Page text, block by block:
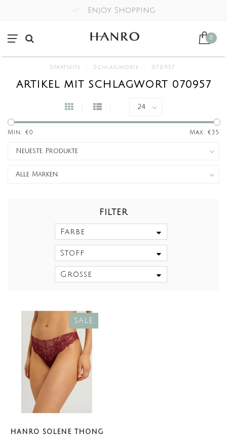
Enjoy Shopping
0
Startseite Schlagworte 070957
ARTIKEL MIT SCHLAGWORT 070957
Min: €0 Max: €35
FILTER
Farbe
Stoff
Größe
SALE
HANRO SOLENE THONG